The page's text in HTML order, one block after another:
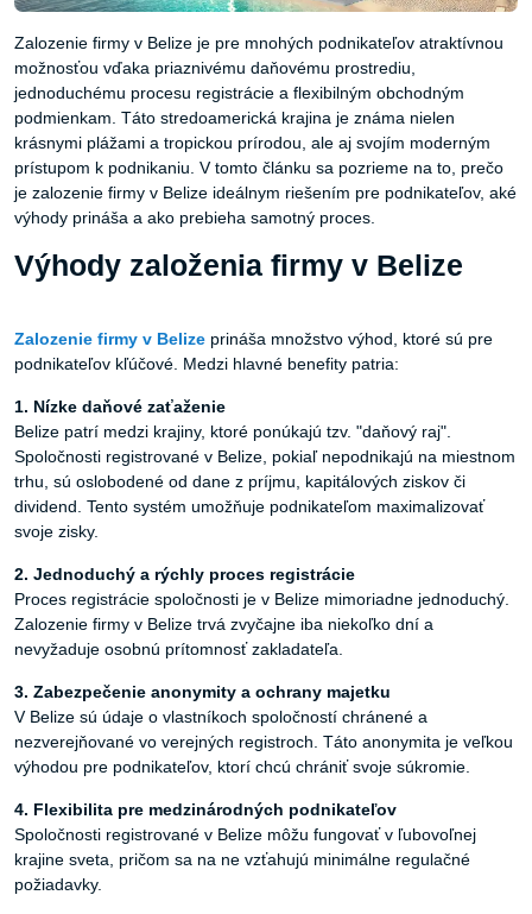
Zalozenie firmy v Belize je pre mnohých podnikateľov atraktívnou
možnosťou vďaka priaznivému daňovému prostrediu,
jednoduchému procesu registrácie a flexibilným obchodným
podmienkam. Táto stredoamerická krajina je známa nielen
krásnymi plážami a tropickou prírodou, ale aj svojím moderným
prístupom k podnikaniu. V tomto článku sa pozrieme na to, prečo
je zalozenie firmy v Belize ideálnym riešením pre podnikateľov, aké
výhody prináša a ako prebieha samotný proces.
Výhody založenia firmy v Belize
Zalozenie firmy v Belize prináša množstvo výhod, ktoré sú pre
podnikateľov kľúčové. Medzi hlavné benefity patria:
1. Nízke daňové zaťaženie
Belize patrí medzi krajiny, ktoré ponúkajú tzv. "daňový raj".
Spoločnosti registrované v Belize, pokiaľ nepodnikajú na miestnom
trhu, sú oslobodené od dane z príjmu, kapitálových ziskov či
dividend. Tento systém umožňuje podnikateľom maximalizovať
svoje zisky.
2. Jednoduchý a rýchly proces registrácie
Proces registrácie spoločnosti je v Belize mimoriadne jednoduchý.
Zalozenie firmy v Belize trvá zvyčajne iba niekoľko dní a
nevyžaduje osobnú prítomnosť zakladateľa.
3. Zabezpečenie anonymity a ochrany majetku
V Belize sú údaje o vlastníkoch spoločností chránené a
nezverejňované vo verejných registroch. Táto anonymita je veľkou
výhodou pre podnikateľov, ktorí chcú chrániť svoje súkromie.
4. Flexibilita pre medzinárodných podnikateľov
Spoločnosti registrované v Belize môžu fungovať v ľubovoľnej
krajine sveta, pričom sa na ne vzťahujú minimálne regulačné
požiadavky.